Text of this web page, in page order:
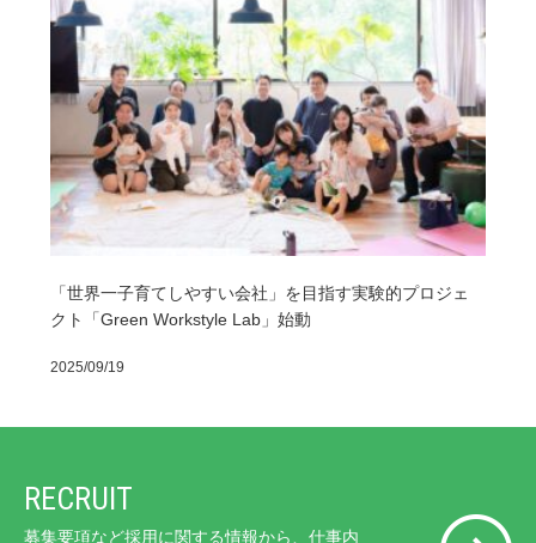
「世界一子育てしやすい会社」を目指す実験的プロジェ
クト「Green Workstyle Lab」始動
2025/09/19
RECRUIT
募集要項など採用に関する情報から、仕事内